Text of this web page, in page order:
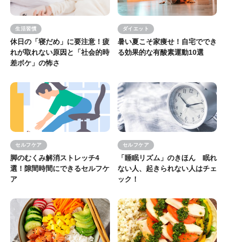
生活習慣
休日の「寝だめ」に要注意！疲
れが取れない原因と「社会的時
差ボケ」の怖さ
ダイエット
暑い夏こそ家痩せ！自宅ででき
る効果的な有酸素運動10選
セルフケア
脚のむくみ解消ストレッチ4
選！隙間時間にできるセルフケ
ア
セルフケア
「睡眠リズム」のきほん 眠れ
ない人、起きられない人はチェ
ック！